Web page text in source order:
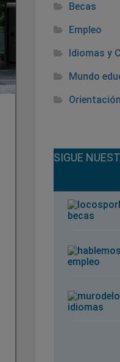
Becas
Empleo
Idiomas y
Mundo
¡SIGUE
becas
empleo
idiomas